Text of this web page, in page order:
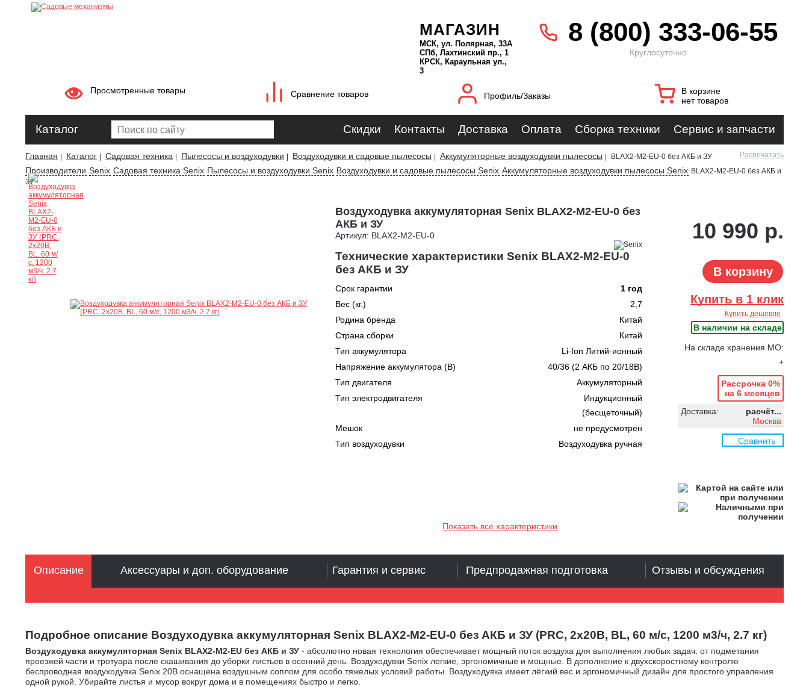
МАГАЗИН
МСК, ул. Полярная, 33А
СПб, Лахтинский пр., 1
КРСК, Караульная ул.,
3
8 (800) 333-06-55
Круглосуточно
Просмотренные товары Сравнение товаров Профиль/Заказы
В корзине
нет товаров
Каталог Скидки Контакты Доставка Оплата Сборка техники Сервис и запчасти
Главная Каталог Садовая техника Пылесосы и воздуходувки Воздуходувки и садовые пылесосы Аккумуляторные воздуходувки пылесосы BLAX2-M2-EU-0 без АКБ и ЗУ Распечатать
Производители Senix Садовая техника Senix Пылесосы и воздуходувки Senix Воздуходувки и садовые пылесосы Senix Аккумуляторные воздуходувки пылесосы Senix BLAX2-M2-EU-0 без АКБ и
ЗУ
Воздуходувка аккумуляторная Senix BLAX2-M2-EU-0 без
АКБ и ЗУ
Артикул: BLAX2-M2-EU-0
Технические характеристики Senix BLAX2-M2-EU-0
без АКБ и ЗУ
Срок гарантии
1 год
Вес (кг.)
2,7
Родина бренда
Китай
Страна сборки
Китай
Тип аккумулятора
Li-Ion Литий-ионный
Напряжение аккумулятора (В)
40/36 (2 АКБ по 20/18В)
Тип двигателя
Аккумуляторный
Тип электродвигателя
Индукционный
(бесщеточный)
Мешок
не предусмотрен
Тип воздуходувки
Воздуходувка ручная
Показать все характеристики
10 990 р.
В корзину
Купить в 1 клик
Купить дешевле
В наличии на складе
На складе хранения МО:
+
Рассрочка 0%
на 6 месяцев
Доставка:
расчёт...
Москва
Сравнить
Подробное описание Воздуходувка аккумуляторная Senix BLAX2-M2-EU-0 без АКБ и ЗУ (PRC, 2x20В, BL, 60 м/с, 1200 м3/ч, 2.7 кг)
Воздуходувка аккумуляторная Senix BLAX2-M2-EU без АКБ и ЗУ - абсолютно новая технология обеспечивает мощный поток воздуха для выполнения любых задач: от подметания
проезжей части и тротуара после скашивания до уборки листьев в осенний день. Воздуходувки Senix легкие, эргономичные и мощные. В дополнение к двухскоростному контролю
беспроводная воздуходувка Senix 20В оснащена воздушным соплом для особо тяжелых условий работы. Воздуходувка имеет лёгкий вес и эргономичный дизайн для простого управления
одной рукой. Убирайте листья и мусор вокруг дома и в помещениях быстро и легко.
Описание Аксессуары и доп. оборудование Гарантия и сервис Предпродажная подготовка Отзывы и обсуждения